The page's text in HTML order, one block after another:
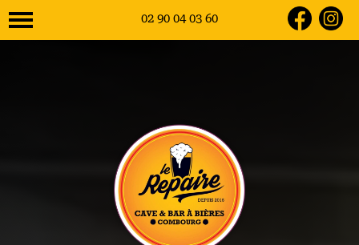
02 90 04 03 60